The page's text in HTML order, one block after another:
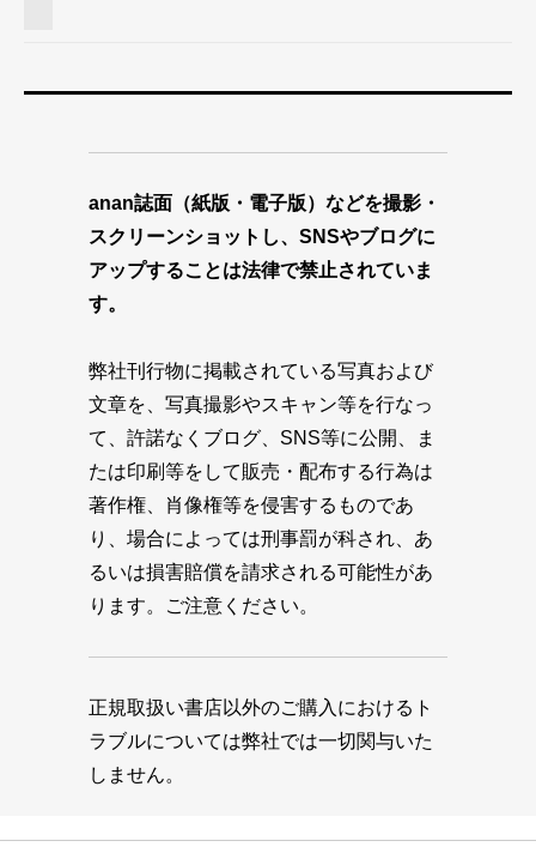
anan誌面（紙版・電子版）などを撮影・
スクリーンショットし、SNSやブログに
アップすることは法律で禁止されていま
す。
弊社刊行物に掲載されている写真および
文章を、写真撮影やスキャン等を行なっ
て、許諾なくブログ、SNS等に公開、ま
たは印刷等をして販売・配布する行為は
著作権、肖像権等を侵害するものであ
り、場合によっては刑事罰が科され、あ
るいは損害賠償を請求される可能性があ
ります。ご注意ください。
正規取扱い書店以外のご購入におけるト
ラブルについては弊社では一切関与いた
しません。